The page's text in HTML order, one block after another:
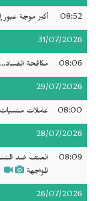
08:52 أكبر موجة عبور
31/07/2026
08:06 مكافحة الفساد...
29/07/2026
08:00 عاملات منسيات
28/07/2026
08:09
العنف ضد
المواجهة
26/07/2026